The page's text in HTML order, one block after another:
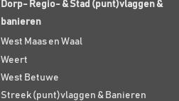
Dorp- Regio- & Stad (punt)vlaggen &
banieren
West Maas en Waal
Weert
West Betuwe
Streek (punt)vlaggen & Banieren